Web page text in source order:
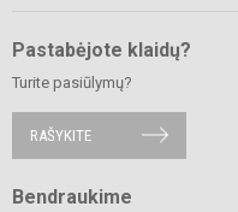
Pastabėjote klaidų?
Turite pasiūlymų?
RAŠYKITE
Bendraukime